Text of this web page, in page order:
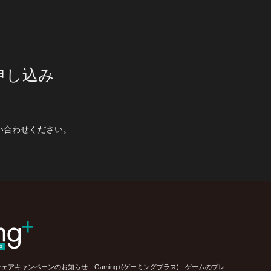
し込み
わせください。
アキャンペーンのお知らせ｜Gaming+(ゲーミングプラス) - ゲームのプレ